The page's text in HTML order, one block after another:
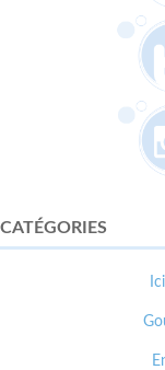
CATÉGORIES